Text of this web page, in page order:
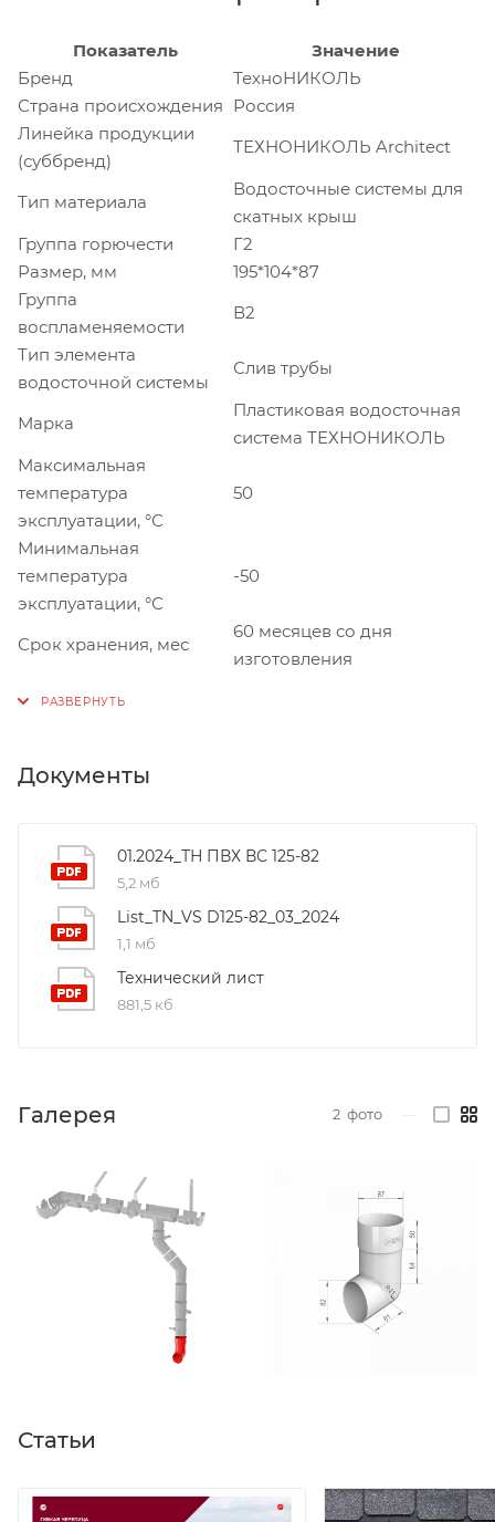
Показатель
Значение
Бренд
ТехноНИКОЛЬ
Страна происхождения Россия
Линейка продукции
(суббренд)
ТЕХНОНИКОЛЬ Architect
Тип материала
Водосточные системы для
скатных крыш
Группа горючести
Г2
Размер, мм
195*104*87
Группа
воспламеняемости
В2
Тип элемента
водосточной системы
Слив трубы
Марка
Пластиковая водосточная
система ТЕХНОНИКОЛЬ
Максимальная
температура
эксплуатации, °С
50
Минимальная
температура
эксплуатации, °С
-50
Срок хранения, мес
60 месяцев со дня
изготовления
Документы
01.2024_ТН ПВХ ВС 125-82
5,2 мб
List_TN_VS D125-82_03_2024
1,1 мб
Технический лист
881,5 кб
Галерея 2 фото
Статьи